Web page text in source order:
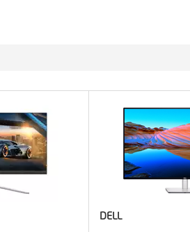
DELL